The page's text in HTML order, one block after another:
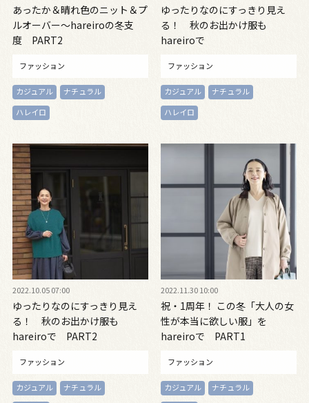
あったか＆晴れ色のニット＆プ
ルオーバー～hareiroの冬支
度 PART2
ファッション
カジュアル
ナチュラル
ハレイロ
ゆったりなのにすっきり見え
る！ 秋のお出かけ服も
hareiroで
ファッション
カジュアル
ナチュラル
ハレイロ
2022.10.05 07:00
ゆったりなのにすっきり見え
る！ 秋のお出かけ服も
hareiroで PART2
ファッション
カジュアル
ナチュラル
2022.11.30 10:00
祝・1周年！ この冬「大人の女
性が本当に欲しい服」を
hareiroで PART1
ファッション
カジュアル
ナチュラル